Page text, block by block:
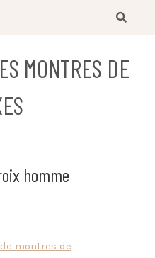
MONTRES DE
homme
montres de